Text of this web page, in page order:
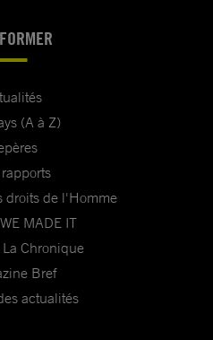
(A à Z)
droits de l'Homme
MADE IT
Chronique
Bref
actualités